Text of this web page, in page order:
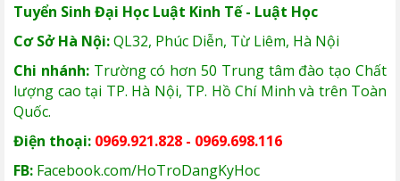
Tuyển Sinh Đại Học Luật Kinh Tế - Luật Học
Cơ Sở Hà Nội:QL32, Phúc Diễn, Từ Liêm, Hà Nội
Chi nhánh:Trường có hơn 50 Trung tâm đào tạo Chất
lượng cao tại TP. Hà Nội, TP. Hồ Chí Minh và trên Toàn
Quốc.
Điện thoại: 0969.921.828 - 0969.698.116
FB: Facebook.com/HoTroDangKyHoc